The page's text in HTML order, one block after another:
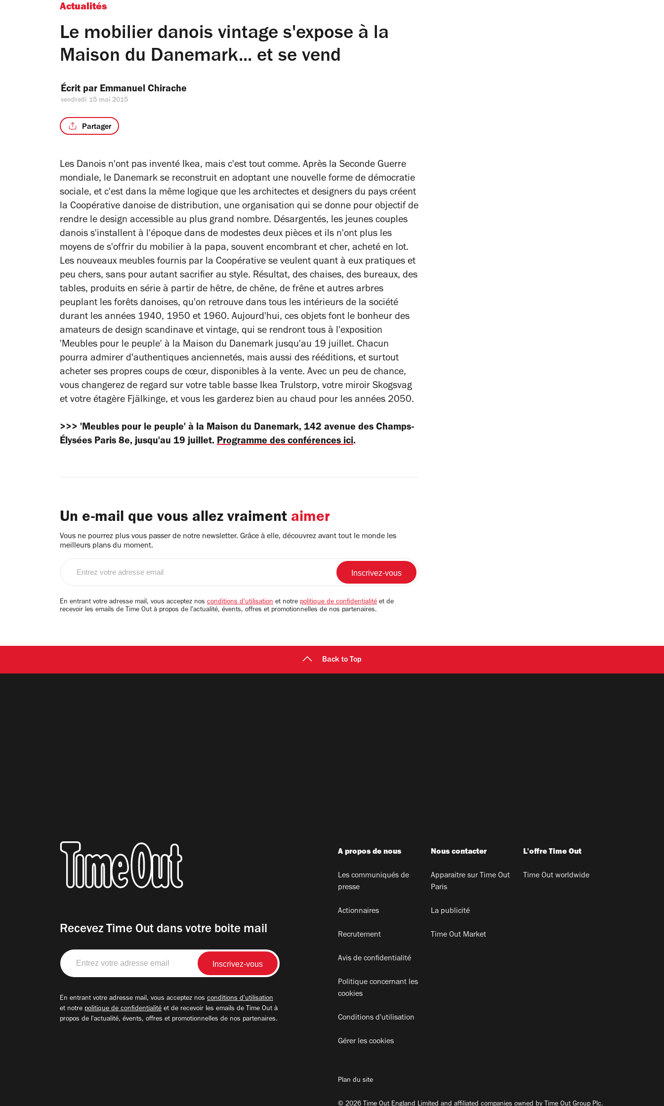
Actualités
Le mobilier danois vintage s'expose à la
Maison du Danemark... et se vend
Écrit par Emmanuel Chirache
vendredi 15 mai 2015
Partager
Les Danois n'ont pas inventé Ikea, mais c'est tout comme. Après la Seconde Guerre
mondiale, le Danemark se reconstruit en adoptant une nouvelle forme de démocratie
sociale, et c'est dans la même logique que les architectes et designers du pays créent
la Coopérative danoise de distribution, une organisation qui se donne pour objectif de
rendre le design accessible au plus grand nombre. Désargentés, les jeunes couples
danois s'installent à l'époque dans de modestes deux pièces et ils n'ont plus les
moyens de s'offrir du mobilier à la papa, souvent encombrant et cher, acheté en lot.
Les nouveaux meubles fournis par la Coopérative se veulent quant à eux pratiques et
peu chers, sans pour autant sacrifier au style. Résultat, des chaises, des bureaux, des
tables, produits en série à partir de hêtre, de chêne, de frêne et autres arbres
peuplant les forêts danoises, qu'on retrouve dans tous les intérieurs de la société
durant les années 1940, 1950 et 1960. Aujourd'hui, ces objets font le bonheur des
amateurs de design scandinave et vintage, qui se rendront tous à l'exposition
'Meubles pour le peuple' à la Maison du Danemark jusqu'au 19 juillet. Chacun
pourra admirer d'authentiques anciennetés, mais aussi des rééditions, et surtout
acheter ses propres coups de cœur, disponibles à la vente. Avec un peu de chance,
vous changerez de regard sur votre table basse Ikea Trulstorp, votre miroir Skogsvag
et votre étagère Fjälkinge, et vous les garderez bien au chaud pour les années 2050.
>>> 'Meubles pour le peuple' à la Maison du Danemark, 142 avenue des Champs-
Élysées Paris 8e, jusqu'au 19 juillet. Programme des conférences ici.
Un e-mail que vous allez vraiment aimer
Vous ne pourrez plus vous passer de notre newsletter. Grâce à elle, découvrez avant tout le monde les
meilleurs plans du moment.
email
En entrant votre adresse mail, vous acceptez nos conditions d'utilisation et notre politique de confidentialité et de
recevoir les emails de Time Out à propos de l'actualité, évents, offres et promotionnelles de nos partenaires.
Back to Top
Recevez Time Out dans votre boite mail
Entrez
votre
adresse
En entrant votre adresse mail, vous acceptez nos conditions d'utilisation
et notre politique de confidentialité et de recevoir les emails de Time Out à
propos de l'actualité, évents, offres et promotionnelles de nos partenaires.
A propos de nous
Les communiqués de
presse
Actionnaires
Recrutement
Avis de confidentialité
Politique concernant les
cookies
Conditions d'utilisation
Gérer les cookies
Nous contacter
Apparaitre sur Time Out
Paris
La publicité
Time Out Market
L'offre Time Out
Time Out worldwide
Plan du site
© 2026 Time Out England Limited and affiliated companies owned by Time Out Group Plc.